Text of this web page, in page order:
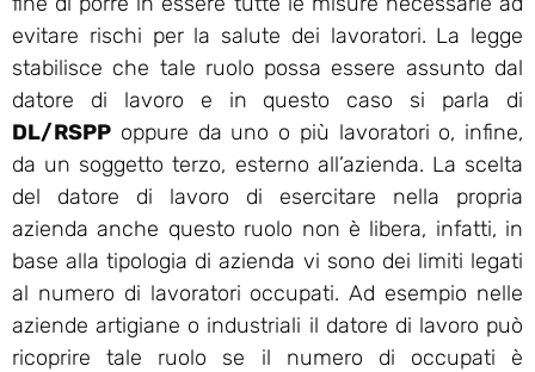
evitare rischi per la salute dei lavoratori. La legge
stabilisce che tale ruolo possa essere assunto dal
datore di lavoro e in questo caso si parla di
DL/RSPP oppure da uno o più lavoratori o, infine,
da un soggetto terzo, esterno all’azienda. La scelta
del datore di lavoro di esercitare nella propria
azienda anche questo ruolo non è libera, infatti, in
base alla tipologia di azienda vi sono dei limiti legati
al numero di lavoratori occupati. Ad esempio nelle
aziende artigiane o industriali il datore di lavoro può
ricoprire tale ruolo se il numero di occupati è